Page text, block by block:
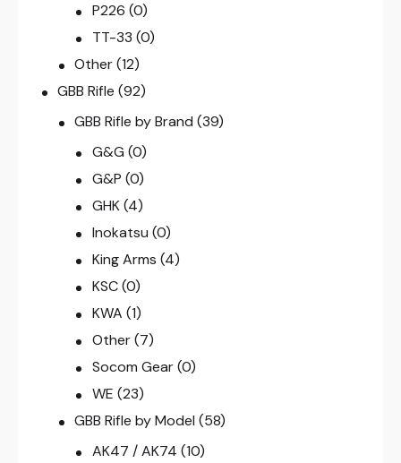
P226 (0)
TT-33 (0)
Other (12)
GBB Rifle (92)
GBB Rifle by Brand (39)
G&G (0)
G&P (0)
GHK (4)
Inokatsu (0)
King Arms (4)
KSC (0)
KWA (1)
Other (7)
Socom Gear (0)
WE (23)
GBB Rifle by Model (58)
AK47 / AK74 (10)